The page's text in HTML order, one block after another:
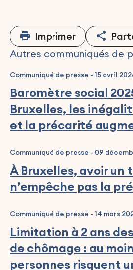
Imprimer
Autres communiqués de
Communiqué de presse - 15 avril
Baromètre social
Bruxelles, les
et la précarité
Communiqué de presse - 09
À Bruxelles, avoir un
n’empêche pas la
Communiqué de presse - 14 mars
Limitation à 2 ans
de chômage : au
personnes risquent